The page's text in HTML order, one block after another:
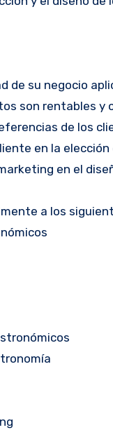
de su negocio
son rentables y
de los
en la
en el
a los